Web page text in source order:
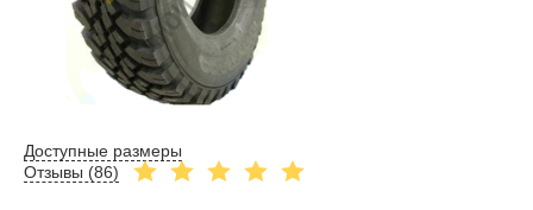
Доступные размеры
Отзывы (86)